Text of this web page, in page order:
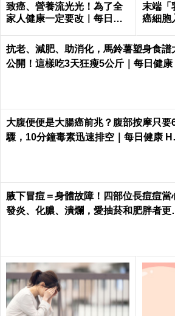
致癌、營養流光光！為了全
家人健康一定要改｜每日健
末端「
癌細胞
抗老、減肥、助消化，馬鈴薯塑身食譜
公開！這樣吃3天狂瘦5公斤｜每日健康
大腹便便是大腸癌前兆？腹部按摩只要
驟，10分鐘毒素迅速排空｜每日健康
腋下冒痘＝身體故障！四部位長痘痘當
發炎、化膿、潰爛，愛抽菸和肥胖者更